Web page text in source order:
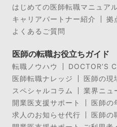
はじめての医師転職マニュア
キャリアパートナー紹介
拠
よくあるご質問
医師の転職お役立ちガイド
転職ノウハウ
DOCTOR’S
医師転職ナレッジ
医師の現
スペシャルコラム
業界ニュ
開業医支援サポート
医師の
求人のお知らせ代行
医師の